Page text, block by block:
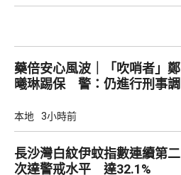
藥倍安心風波｜「吹哨者」鄭
曦琳踢保 警：仍進行刑事調
本地 3小時前
長沙灣白紋伊蚊指數連續第二
次達警戒水平 達32.1%